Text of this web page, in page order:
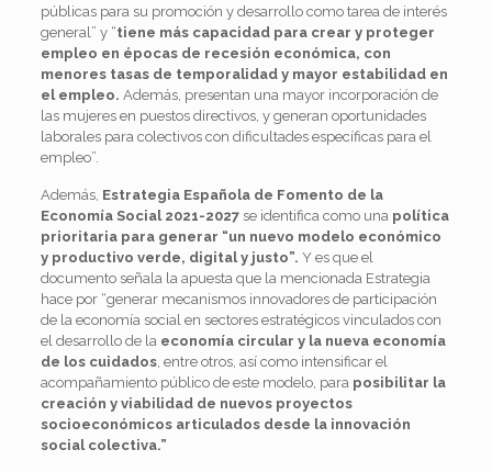
públicas para su promoción y desarrollo como tarea de interés
general” y “tiene más capacidad para crear y proteger
empleo en épocas de recesión económica, con
menores tasas de temporalidad y mayor estabilidad en
el empleo. Además, presentan una mayor incorporación de
las mujeres en puestos directivos, y generan oportunidades
laborales para colectivos con dificultades específicas para el
empleo”.
Además, Estrategia Española de Fomento de la
Economía Social 2021-2027se identifica como una política
prioritaria para generar “un nuevo modelo económico
y productivo verde, digital y justo”. Y es que el
documento señala la apuesta que la mencionada Estrategia
hace por “generar mecanismos innovadores de participación
de la economía social en sectores estratégicos vinculados con
el desarrollo de la economía circular y la nueva economía
de los cuidados, entre otros, así como intensificar el
acompañamiento público de este modelo, para posibilitar la
creación y viabilidad de nuevos proyectos
socioeconómicos articulados desde la innovación
social colectiva.”